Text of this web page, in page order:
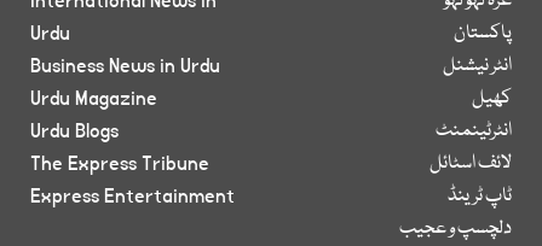
پاکستان
انٹر نیشنل
کھیل
انٹرٹینمنٹ
لائف اسٹائل
ٹاپ ٹرینڈ
دلچسپ و عجیب
Urdu
Business News in Urdu
Urdu Magazine
Urdu Blogs
The Express Tribune
Express Entertainment